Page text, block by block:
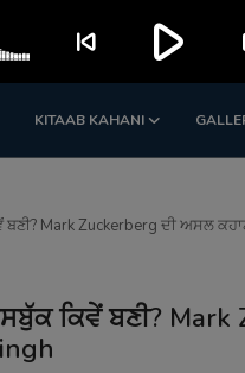
KITAAB KAHANI
Mark Zuckerberg ਦੀ ਅਸਲ
ਕਿਵੇਂ ਬਣੀ? Mark
skip_previous play_arrow